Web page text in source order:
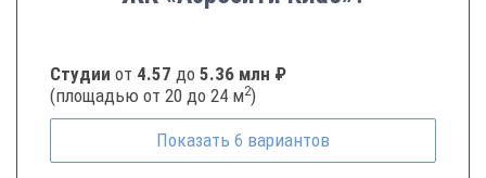
Студии от 4.57 до 5.36 млн ₽
(площадью от 20 до 24 м2)
Показать 6 вариантов